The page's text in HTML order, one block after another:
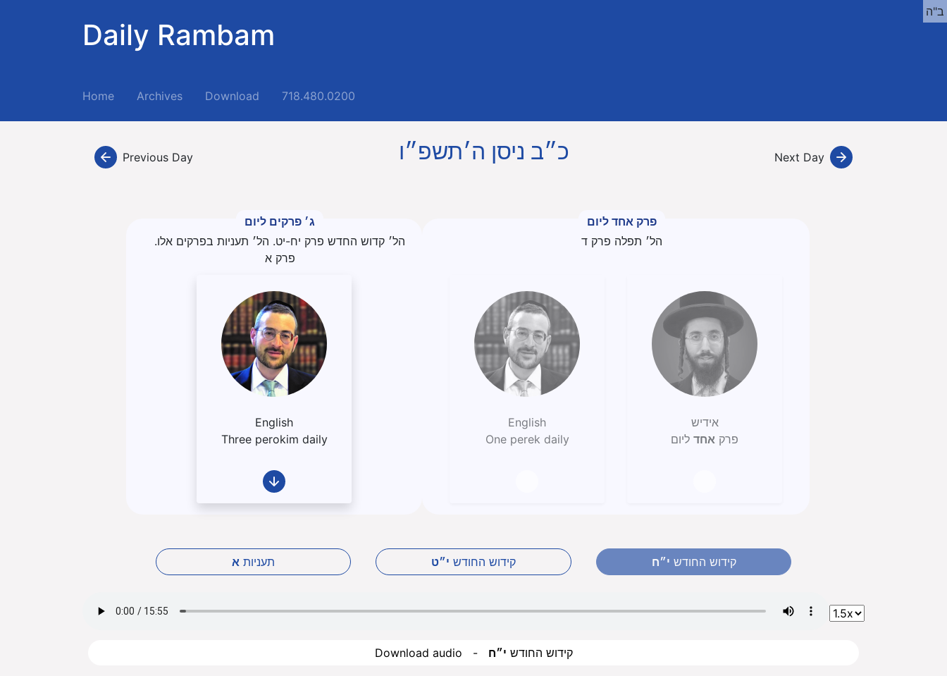
Daily Rambam
Home(current)Archives Download 718.480.0200
ב"ה
Previous Day כ״ב ניסן ה׳תשפ״ו Next Day
ג׳ פרקים ליום
הל׳ קדוש החדש פרק יח-יט. הל׳ תעניות בפרקים אלו.
פרק א
English
Three perokim daily
פרק אחד ליום
הל׳ תפלה פרק ד
אידיש
פרק אחד ליום
English
One perek daily
תעניות א קידוש החודש י״ט קידוש החודש י״ח
Download audio - קידוש החודש י״ח